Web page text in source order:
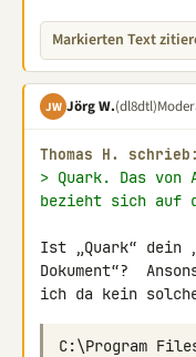
Markierten Text
JW Jörg W.(dl8dtl)
Thomas H. schrieb:
> Quark. Das von
bezieht sich auf
Ist „Quark“ dein
Dokument“?
C:\Program